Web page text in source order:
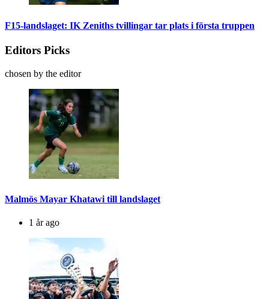
F15-landslaget: IK Zeniths tvillingar tar plats i första truppen
Editors Picks
chosen by the editor
Malmös Mayar Khatawi till landslaget
1 år ago